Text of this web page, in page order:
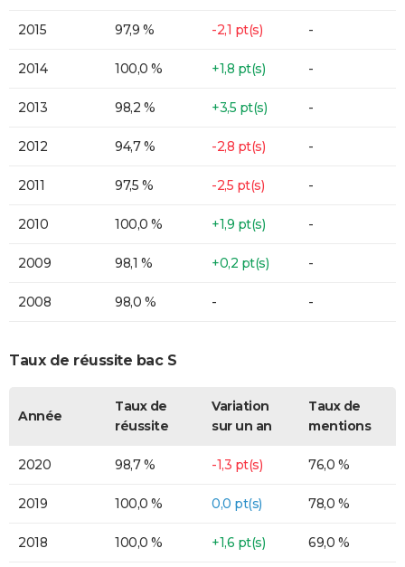
2015 97,9 % -2,1 pt(s) -
2014 100,0 % +1,8 pt(s) -
2013 98,2 % +3,5 pt(s) -
2012 94,7 % -2,8 pt(s) -
2011 97,5 % -2,5 pt(s) -
2010 100,0 % +1,9 pt(s) -
2009 98,1 % +0,2 pt(s) -
2008 98,0 % - -
Taux de réussite bac S
Année
Taux de
réussite
Variation
sur un an
Taux de
mentions
2020 98,7 % -1,3 pt(s) 76,0 %
2019 100,0 % 0,0 pt(s) 78,0 %
2018 100,0 % +1,6 pt(s) 69,0 %